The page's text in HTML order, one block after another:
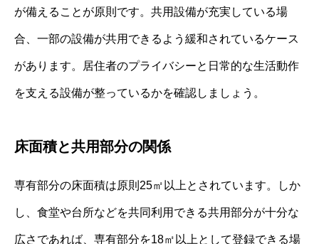
が備えることが原則です。共用設備が充実している場
合、一部の設備が共用できるよう緩和されているケース
があります。居住者のプライバシーと日常的な生活動作
を支える設備が整っているかを確認しましょう。
床面積と共用部分の関係
専有部分の床面積は原則25㎡以上とされています。しか
し、食堂や台所などを共同利用できる共用部分が十分な
広さであれば、専有部分を18㎡以上として登録できる場